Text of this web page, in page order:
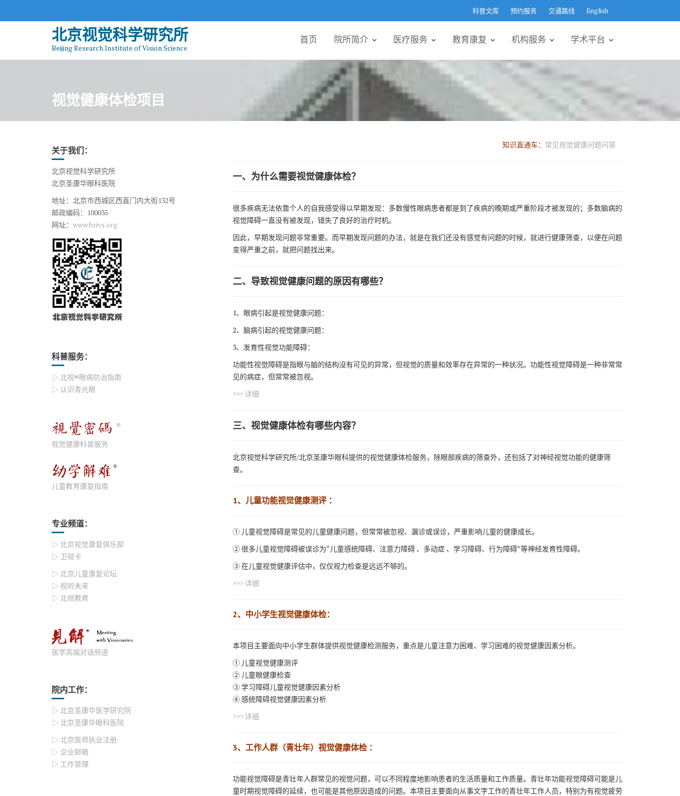
科普文库 预约服务 交通路线 English
北京视觉科学研究所
Beijing Research Institute of Vision Science
首页 院所简介 医疗服务 教育康复 机构服务 学术平台
视觉健康体检项目
知识直通车： 常见视觉健康问题问答
一、为什么需要视觉健康体检？
很多疾病无法依靠个人的自我感受得以早期发现：多数慢性眼病患者都是到了疾病的晚期或严重阶段才被发现的；多数脑病的
视觉障碍一直没有被发现，错失了良好的治疗时机。
因此，早期发现问题非常重要。而早期发现问题的办法，就是在我们还没有感觉有问题的时候，就进行健康筛查，以便在问题
变得严重之前，就把问题找出来。
二、导致视觉健康问题的原因有哪些？
1、眼病引起是视觉健康问题：
2、脑病引起的视觉健康问题：
3、发育性视觉功能障碍：
功能性视觉障碍是指眼与脑的结构没有可见的异常，但视觉的质量和效率存在异常的一种状况。功能性视觉障碍是一种非常常
见的病症，但常常被忽视。
>>> 详细
三、视觉健康体检有哪些内容？
北京视觉科学研究所/北京圣康华眼科提供的视觉健康体检服务，除眼部疾病的筛查外，还包括了对神经视觉功能的健康筛
查。
1、儿童功能视觉健康测评 ：
① 儿童视觉障碍是常见的儿童健康问题，但常常被忽视、漏诊或误诊，严重影响儿童的健康成长。
② 很多儿童视觉障碍被误诊为“儿童感统障碍、注意力障碍 、多动症 、学习障碍、行为障碍”等神经发育性障碍。
③ 在儿童视觉健康评估中，仅仅视力检查是远远不够的。
>>> 详细
2、中小学生视觉健康体检：
本项目主要面向中小学生群体提供视觉健康检测服务，重点是儿童注意力困难、学习困难的视觉健康因素分析。
① 儿童视觉健康测评
② 儿童眼健康检查
③ 学习障碍儿童视觉健康因素分析
④ 感统障碍视觉健康因素分析
>>> 详细
3、工作人群（青壮年）视觉健康体检 ：
功能视觉障碍是青壮年人群常见的视觉问题，可以不同程度地影响患者的生活质量和工作质量。青壮年功能视觉障碍可能是儿
童时期视觉障碍的延续，也可能是其他原因造成的问题。本项目主要面向从事文字工作的青壮年工作人员，特别为有视觉疲劳
关于我们：
北京视觉科学研究所
北京圣康华眼科医院
地址：北京市西城区西直门内大街132号
邮政编码：100035
网址： www.brivs.org
科普服务：
▷ 北视®眼病防治指南
▷ 认识青光眼
视觉健康科普服务
儿童教育康复指南
专业频道：
▷ 北京视觉康复俱乐部
▷ 卫视卡
▷ 北京儿童康复论坛
▷ 视听未来
▷ 北视教育
医学高端对话频道
院内工作：
▷ 北京圣康华医学研究院
▷ 北京圣康华眼科医院
▷ 北京医师执业注册
▷ 企业邮箱
▷ 工作管理